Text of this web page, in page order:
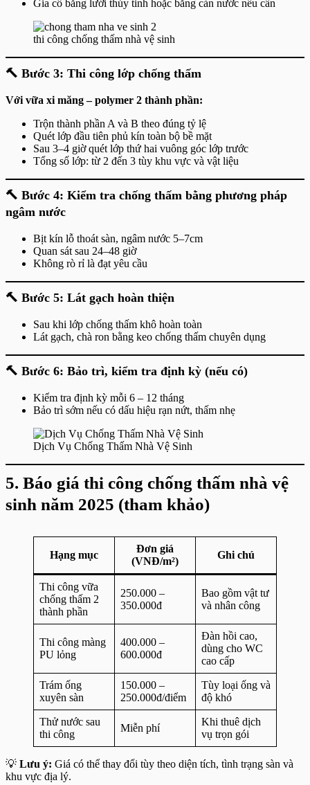
Gia cố bằng lưới thủy tinh hoặc băng cản nước nếu cần
thi công chống thấm nhà vệ sinh
🔨 Bước 3: Thi công lớp chống thấm
Với vữa xi măng – polymer 2 thành phần:
Trộn thành phần A và B theo đúng tỷ lệ
Quét lớp đầu tiên phủ kín toàn bộ bề mặt
Sau 3–4 giờ quét lớp thứ hai vuông góc lớp trước
Tổng số lớp: từ 2 đến 3 tùy khu vực và vật liệu
🔨 Bước 4: Kiểm tra chống thấm bằng phương pháp
ngâm nước
Bịt kín lỗ thoát sàn, ngâm nước 5–7cm
Quan sát sau 24–48 giờ
Không rò rỉ là đạt yêu cầu
🔨 Bước 5: Lát gạch hoàn thiện
Sau khi lớp chống thấm khô hoàn toàn
Lát gạch, chà ron bằng keo chống thấm chuyên dụng
🔨 Bước 6: Bảo trì, kiểm tra định kỳ (nếu có)
Kiểm tra định kỳ mỗi 6 – 12 tháng
Bảo trì sớm nếu có dấu hiệu rạn nứt, thấm nhẹ
Dịch Vụ Chống Thấm Nhà Vệ Sinh
5. Báo giá thi công chống thấm nhà vệ
sinh năm 2025 (tham khảo)
Hạng mục
Đơn giá
(VNĐ/m²)
Ghi chú
Thi công vữa
chống thấm 2
thành phần
250.000 –
350.000đ
Bao gồm vật tư
và nhân công
Thi công màng
PU lỏng
400.000 –
600.000đ
Đàn hồi cao,
dùng cho WC
cao cấp
Trám ống
xuyên sàn
150.000 –
250.000đ/điểm
Tùy loại ống và
độ khó
Thử nước sau
thi công
Miễn phí
Khi thuê dịch
vụ trọn gói
💡 Lưu ý: Giá có thể thay đổi tùy theo diện tích, tình trạng sàn và
khu vực địa lý.